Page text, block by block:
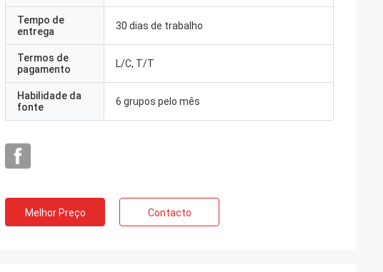
Tempo de
entrega
30 dias de trabalho
Termos de
pagamento
L/C, T/T
Habilidade da
fonte
6 grupos pelo mês
Melhor Preço Contacto